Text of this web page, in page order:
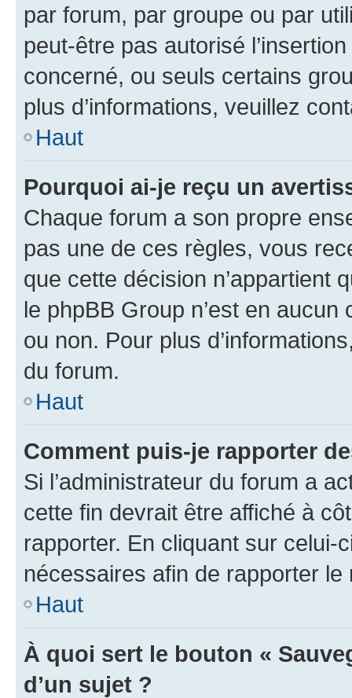
par forum, par groupe ou par
peut-être pas autorisé
concerné, ou seuls certains
plus d’informations, veuillez
Haut
Pourquoi ai-je reçu un
Chaque forum a son propre
pas une de ces règles, vous
que cette décision n’appartient
le phpBB Group n’est en
ou non. Pour plus
du forum.
Haut
Comment puis-je rapporter
Si l’administrateur du forum a
cette fin devrait être affiché à
rapporter. En cliquant sur
nécessaires afin de rapporter le
Haut
À quoi sert le bouton «
d’un sujet ?